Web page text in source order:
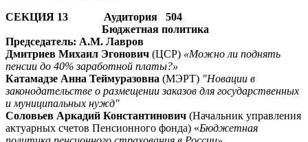
СЕКЦИЯ 13 Аудитория 504
Бюджетная политика
Председатель: А.М. Лавров
Дмитриев Михаил Эгонович (ЦСР) «Можно ли поднять
пенсии до 40% заработной платы?»
Катамадзе Анна Теймуразовна (МЭРТ) "Новации в
законодательстве о размещении заказов для государственных
и муниципальных нужд"
Соловьев Аркадий Константинович (Начальник управления
актуарных счетов Пенсионного фонда) «Бюджетная